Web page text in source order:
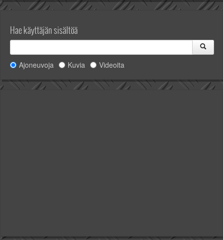
Hae käyttäjän sisältöä
Ajoneuvoja Kuvia Videoita